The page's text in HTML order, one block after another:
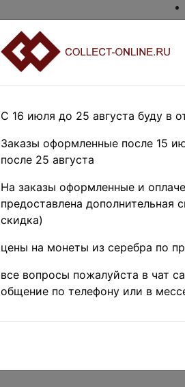
С 16 июля до 25 августа буду в
Заказы оформленные после 15
после 25 августа
На заказы оформленные и
предоставлена дополнительная
скидка)
цены на монеты из серебра по
все вопросы пожалуйста в чат
общение по телефону или в